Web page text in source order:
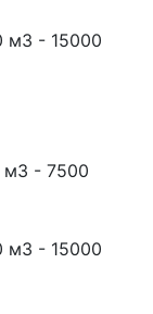
м3 - 15000
м3 - 7500
м3 - 15000